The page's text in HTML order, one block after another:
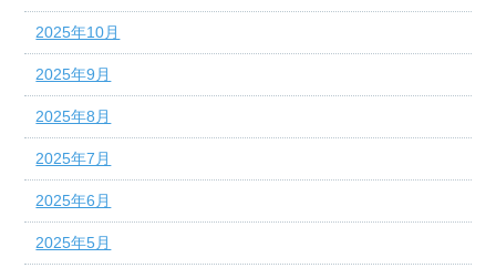
2025年10月
2025年9月
2025年8月
2025年7月
2025年6月
2025年5月